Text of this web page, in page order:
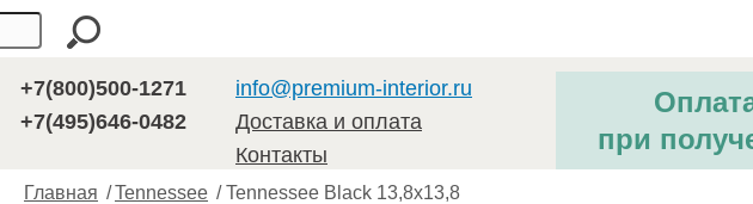
+7(800)500-1271
+7(495)646-0482
info@premium-interior.ru
Доставка и оплата
Контакты
при
Главная /Tennessee / Tennessee Black 13,8x13,8